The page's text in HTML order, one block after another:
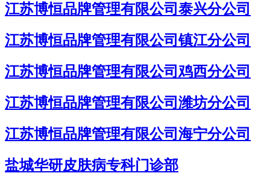
江苏博恒品牌管理有限公司泰兴分公司
江苏博恒品牌管理有限公司镇江分公司
江苏博恒品牌管理有限公司鸡西分公司
江苏博恒品牌管理有限公司潍坊分公司
江苏博恒品牌管理有限公司海宁分公司
盐城华研皮肤病专科门诊部